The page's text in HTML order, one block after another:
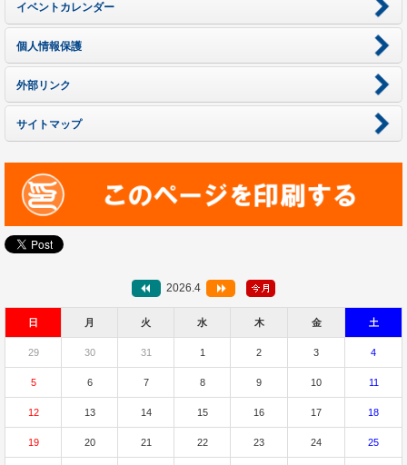
イベントカレンダー
個人情報保護
外部リンク
サイトマップ
2026.4
日 月 火 水 木 金 土
29 30 31 1 2 3 4
5 6 7 8 9 10 11
12 13 14 15 16 17 18
19 20 21 22 23 24 25